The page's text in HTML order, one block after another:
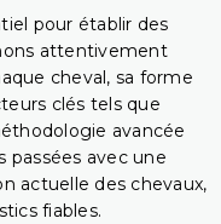
pour établir des
attentivement
cheval, sa forme
clés tels que
avancée
passées avec une
actuelle des chevaux,
fiables.